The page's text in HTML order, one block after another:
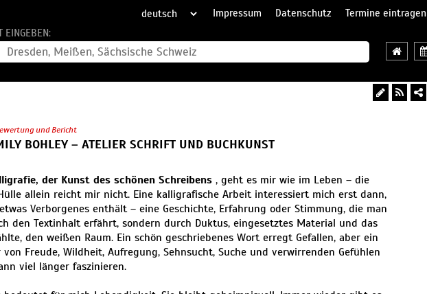
Impressum Datenschutz Termine eintragen
EINGEBEN:
und Bericht
BOHLEY – ATELIER SCHRIFT UND BUCHKUNST
der Kunst des schönen Schreibens , geht es mir wie im Leben – die
allein reicht mir nicht. Eine kalligrafische Arbeit interessiert mich erst dann,
Verborgenes enthält – eine Geschichte, Erfahrung oder Stimmung, die man
den Textinhalt erfährt, sondern durch Duktus, eingesetztes Material und das
den weißen Raum. Ein schön geschriebenes Wort erregt Gefallen, aber ein
Freude, Wildheit, Aufregung, Sehnsucht, Suche und verwirrenden Gefühlen
viel länger faszinieren.